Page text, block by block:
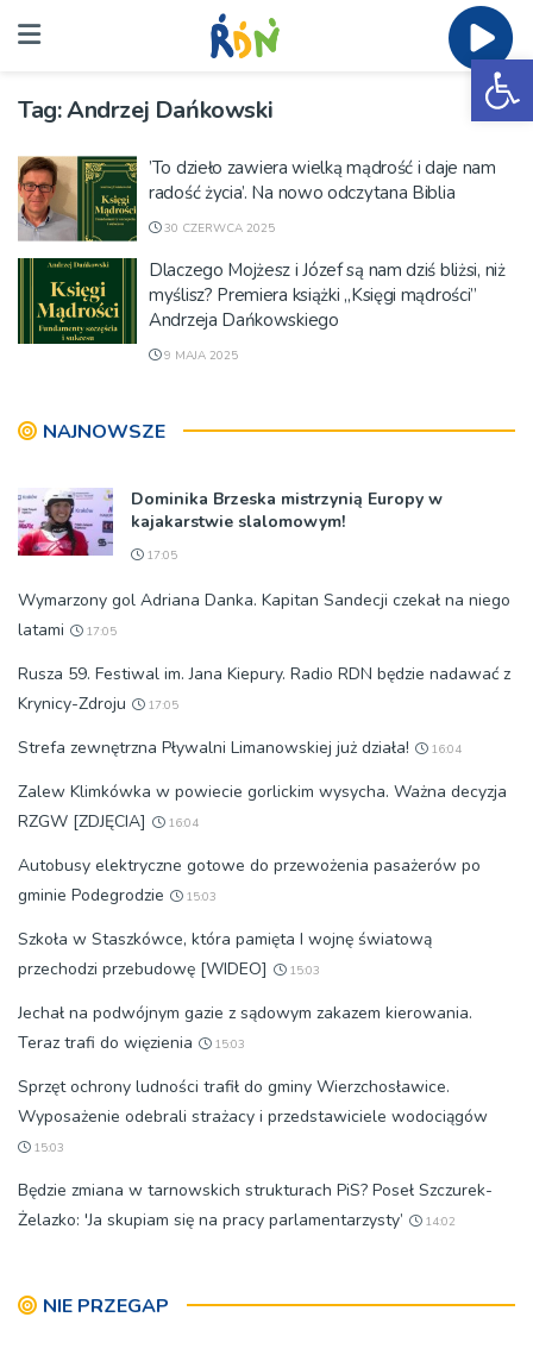
Tag:Andrzej Dańkowski
’To dzieło zawiera wielką mądrość i daje nam
radość życia’. Na nowo odczytana Biblia
30 CZERWCA 2025
Dlaczego Mojżesz i Józef są nam dziś bliżsi, niż
myślisz? Premiera książki „Księgi mądrości”
Andrzeja Dańkowskiego
9 MAJA 2025
NAJNOWSZE
Dominika Brzeska mistrzynią Europy w
kajakarstwie slalomowym!
17:05
Wymarzony gol Adriana Danka. Kapitan Sandecji czekał na niego
latami
17:05
Rusza 59. Festiwal im. Jana Kiepury. Radio RDN będzie nadawać z
Krynicy-Zdroju
17:05
Strefa zewnętrzna Pływalni Limanowskiej już działa! 16:04
Zalew Klimkówka w powiecie gorlickim wysycha. Ważna decyzja
RZGW [ZDJĘCIA]
16:04
Autobusy elektryczne gotowe do przewożenia pasażerów po
gminie Podegrodzie
15:03
Szkoła w Staszkówce, która pamięta I wojnę światową
przechodzi przebudowę [WIDEO]
15:03
Jechał na podwójnym gazie z sądowym zakazem kierowania.
Teraz trafi do więzienia
15:03
Sprzęt ochrony ludności trafił do gminy Wierzchosławice.
Wyposażenie odebrali strażacy i przedstawiciele wodociągów
15:03
Będzie zmiana w tarnowskich strukturach PiS? Poseł Szczurek-
Żelazko: 'Ja skupiam się na pracy parlamentarzysty’
14:02
NIE PRZEGAP